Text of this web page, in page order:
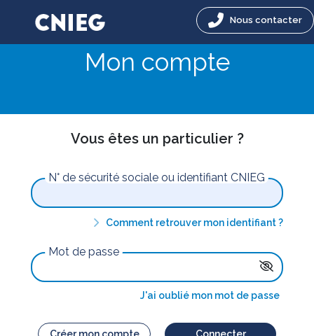
Nous contacter
Mon compte
Vous êtes un particulier ?
N° de sécurité sociale ou identifiant CNIEG
Comment retrouver mon identifiant ?
Mot de passe
J'ai oublié mon mot de passe